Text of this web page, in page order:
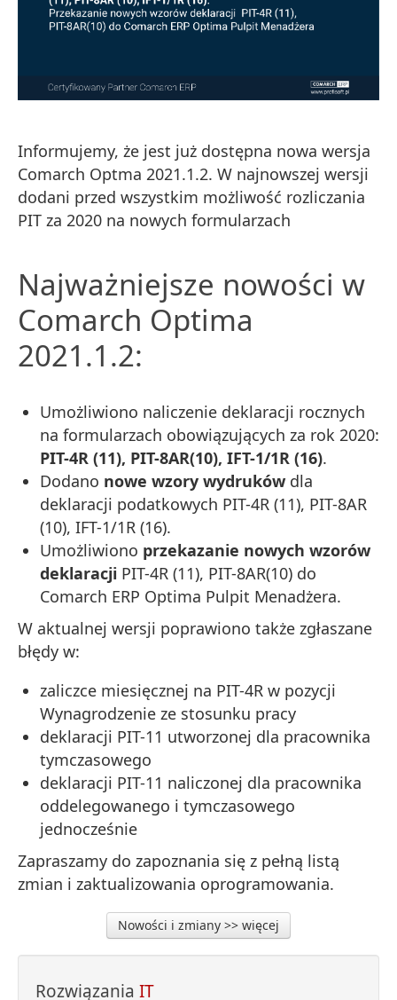
Informujemy, że jest już dostępna nowa wersja
Comarch Optma 2021.1.2. W najnowszej wersji
dodani przed wszystkim możliwość rozliczania
PIT za 2020 na nowych formularzach
Najważniejsze nowości w
Comarch Optima
2021.1.2:
Umożliwiono naliczenie deklaracji rocznych
na formularzach obowiązujących za rok 2020:
PIT-4R (11), PIT-8AR(10), IFT-1/1R (16).
Dodano nowe wzory wydruków dla
deklaracji podatkowych PIT-4R (11), PIT-8AR
(10), IFT-1/1R (16).
Umożliwiono przekazanie nowych wzorów
deklaracji PIT-4R (11), PIT-8AR(10) do
Comarch ERP Optima Pulpit Menadżera.
W aktualnej wersji poprawiono także zgłaszane
błędy w:
zaliczce miesięcznej na PIT-4R w pozycji
Wynagrodzenie ze stosunku pracy
deklaracji PIT-11 utworzonej dla pracownika
tymczasowego
deklaracji PIT-11 naliczonej dla pracownika
oddelegowanego i tymczasowego
jednocześnie
Zapraszamy do zapoznania się z pełną listą
zmian i zaktualizowania oprogramowania.
Nowości i zmiany >> więcej
Rozwiązania IT